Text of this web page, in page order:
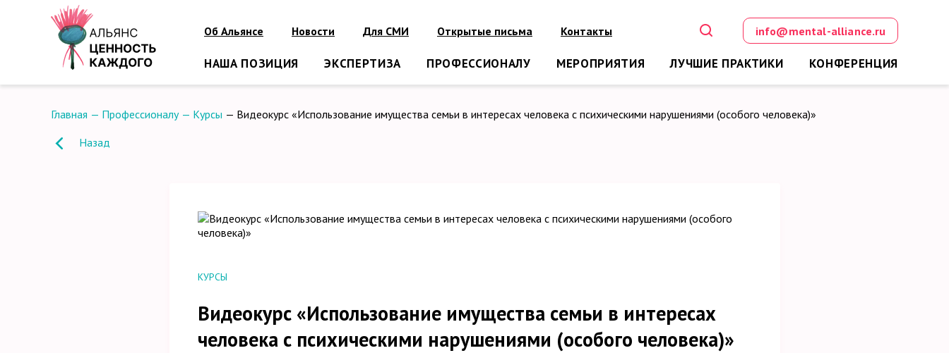
Об Альянсе Новости Для СМИ Открытые письма Контакты info@mental-alliance.ru
НАША ПОЗИЦИЯ ЭКСПЕРТИЗА ПРОФЕССИОНАЛУ МЕРОПРИЯТИЯ ЛУЧШИЕ ПРАКТИКИ КОНФЕРЕНЦИЯ
Главная — Профессионалу — Курсы — Видеокурс «Использование имущества семьи в интересах человека с психическими нарушениями (особого человека)»
Назад
КУРСЫ
Видеокурс «Использование имущества семьи в интересах
человека с психическими нарушениями (особого человека)»